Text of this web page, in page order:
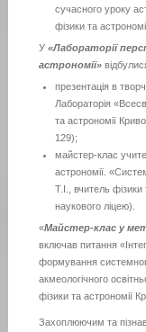
сучасного уроку
фізики та
У «Лабораторії
астрономії»
презентація в
Лабораторія
та астрономії
129);
майстер-клас
астрономії.
Т.І., вчитель
наукового ліцею).
«Майстер-клас у
включав питання
формування
акмеологічного
фізики та астрономії
Захоплюючим та